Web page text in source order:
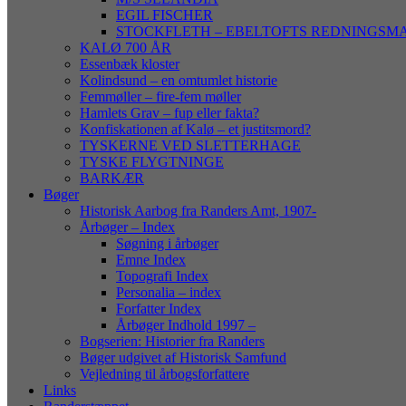
EGIL FISCHER
STOCKFLETH – EBELTOFTS
KALØ 700 ÅR
Essenbæk kloster
Kolindsund – en omtumlet historie
Femmøller – fire-fem møller
Hamlets Grav – fup eller fakta?
Konfiskationen af Kalø – et justitsmord?
TYSKERNE VED SLETTERHAGE
TYSKE FLYGTNINGE
BARKÆR
Bøger
Historisk Aarbog fra Randers Amt, 1907-
Årbøger – Index
Søgning i årbøger
Emne Index
Topografi Index
Personalia – index
Forfatter Index
Årbøger Indhold 1997 –
Bogserien: Historier fra Randers
Bøger udgivet af Historisk Samfund
Vejledning til årbogsforfattere
Links